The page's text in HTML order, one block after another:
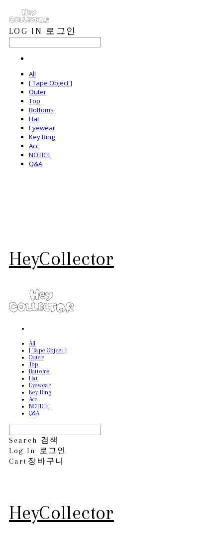
LOG IN 로그인
All
[ Tape Object ]
Outer
Top
Bottoms
Hat
Eyewear
Key Ring
Acc
NOTICE
Q&A
HeyCollector
All
[ Tape Object ]
Outer
Top
Bottoms
Hat
Eyewear
Key Ring
Acc
NOTICE
Q&A
Search 검색
Log In
로그인
Cart 장바구니
HeyCollector